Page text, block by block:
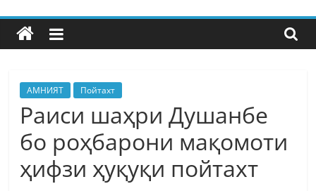
АМНИЯТ Пойтахт
Раиси шаҳри Душанбе
бо роҳбарони мақомоти
ҳифзи ҳуқуқи пойтахт